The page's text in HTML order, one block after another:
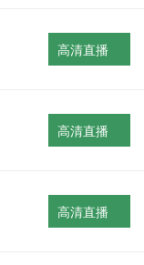
高清直播
高清直播
高清直播